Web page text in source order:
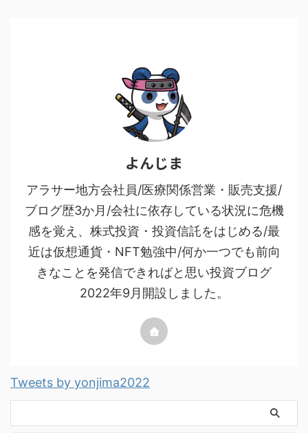
よんじま
アラサー地方会社員/医療関係営業・販売支援/
ブログ歴3か月/会社に依存している状況に危機
感を覚え、株式投資・投資信託をはじめる/最
近は仮想通貨・NFT勉強中/何か一つでも前向
きなことを発信できればと思い投資ブログ
2022年9月開設しました。
Tweets by yonjima2022